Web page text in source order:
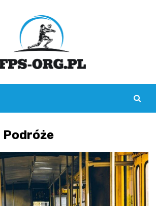
Podróże